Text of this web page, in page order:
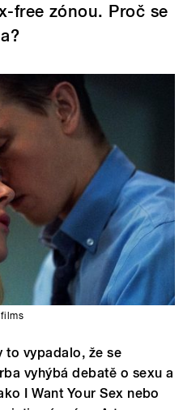
free zónou. Proč se
to vypadalo, že se
vyhýbá debatě o sexu a
I Want Your Sex nebo